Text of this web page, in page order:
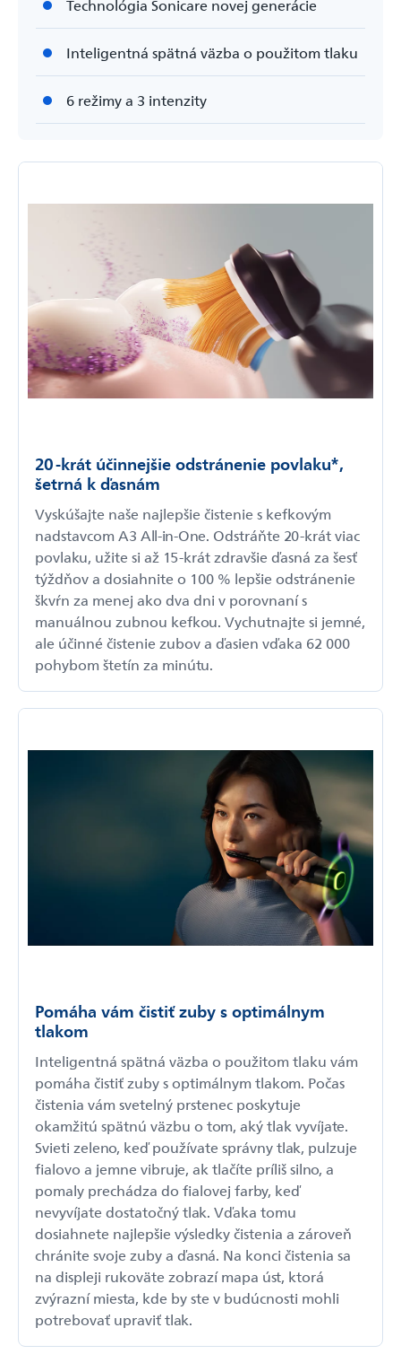
Technológia Sonicare novej generácie
Inteligentná spätná väzba o použitom tlaku
6 režimy a 3 intenzity
20-krát účinnejšie odstránenie povlaku*,
šetrná k ďasnám
Vyskúšajte naše najlepšie čistenie s kefkovým
nadstavcom A3 All-in-One. Odstráňte 20-krát viac
povlaku, užite si až 15-krát zdravšie ďasná za šesť
týždňov a dosiahnite o 100 % lepšie odstránenie
škvŕn za menej ako dva dni v porovnaní s
manuálnou zubnou kefkou. Vychutnajte si jemné,
ale účinné čistenie zubov a ďasien vďaka 62 000
pohybom štetín za minútu.
Pomáha vám čistiť zuby s optimálnym
tlakom
Inteligentná spätná väzba o použitom tlaku vám
pomáha čistiť zuby s optimálnym tlakom. Počas
čistenia vám svetelný prstenec poskytuje
okamžitú spätnú väzbu o tom, aký tlak vyvíjate.
Svieti zeleno, keď používate správny tlak, pulzuje
fialovo a jemne vibruje, ak tlačíte príliš silno, a
pomaly prechádza do fialovej farby, keď
nevyvíjate dostatočný tlak. Vďaka tomu
dosiahnete najlepšie výsledky čistenia a zároveň
chránite svoje zuby a ďasná. Na konci čistenia sa
na displeji rukoväte zobrazí mapa úst, ktorá
zvýrazní miesta, kde by ste v budúcnosti mohli
potrebovať upraviť tlak.